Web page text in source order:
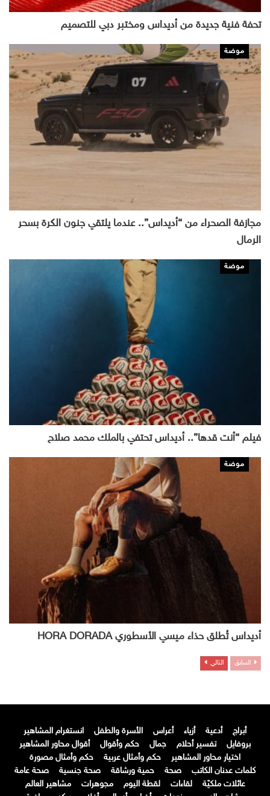
تحفة فنية جديدة من أديداس ومختبر دبي للتصميم
موضة
مجازفة الصحراء من “أديداس”.. عندما يلتقي جنون الكرة بسحر
الرمال
موضة
فيلم “أنت قدها”.. أديداس تحتفي بالملك محمد صلاح
موضة
أديداس تُطلق حذاء ميسي الأسطوري HORA DORADA
السابق التالي
أبراج أدعية أزياء أعراس الأسرة والطفل
انستغرام المشاهير
بروفايل
تفسير أحلام جمال حكم وأقوال
أقوال محاور المشاهير
اختيار محاور المشاهير
حكم وأمثال عربية
حكم وأمثال مصورة
كلمات عدنان الكاتب
صحة حمية ورشاقة صحة جنسية
صحة عامة
عائلات ملكيّة
لقاءات لقطة اليوم مجوهرات
مشاهير العالم